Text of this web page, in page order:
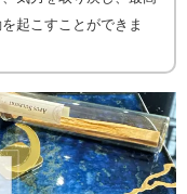
起こすことができま